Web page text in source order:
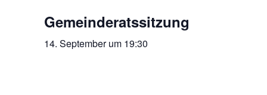
Gemeinderatssitzung
14. September um 19:30